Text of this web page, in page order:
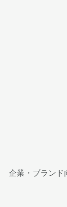
企業・ブラン